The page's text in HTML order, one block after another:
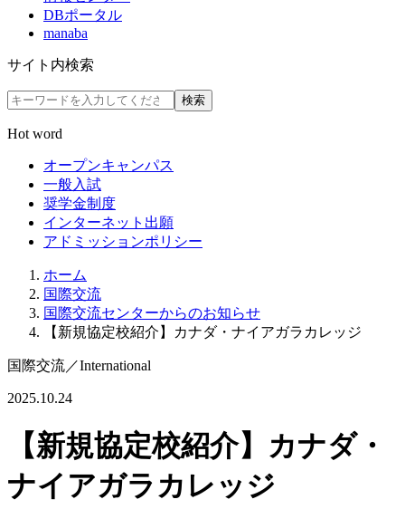
DBポータル
manaba
サイト内検索
検索
Hot word
オープンキャンパス
一般入試
奨学金制度
インターネット出願
アドミッションポリシー
ホーム
国際交流
国際交流センターからのお知らせ
【新規協定校紹介】カナダ・ナイアガラカレッジ
国際交流／International
2025.10.24
【新規協定校紹介】カナダ・
ナイアガラカレッジ